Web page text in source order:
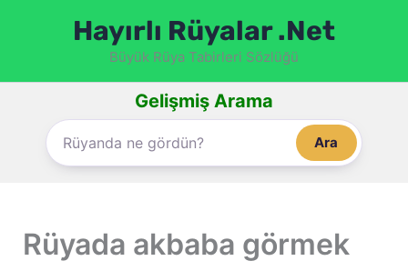
Hayırlı Rüyalar .Net
Büyük Rüya Tabirleri Sözlüğü
Gelişmiş Arama
Ara
Rüyada akbaba görmek